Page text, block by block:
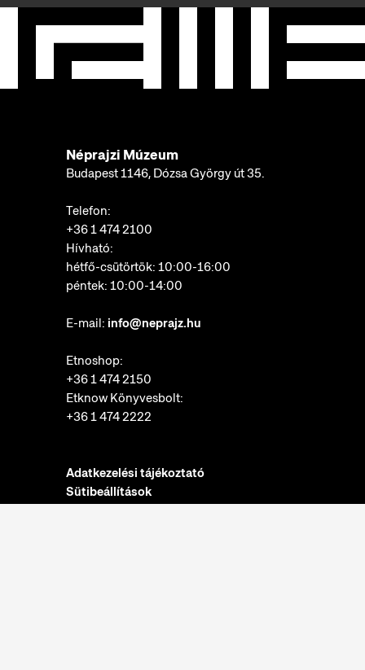
Néprajzi Múzeum
Budapest 1146, Dózsa György út 35.
Telefon:
+36 1 474 2100
Hívható:
hétfő-csütörtök: 10:00-16:00
péntek: 10:00-14:00
E-mail: info@neprajz.hu
Etnoshop:
+36 1 474 2150
Etknow Könyvesbolt:
+36 1 474 2222
Adatkezelési tájékoztató
Sütibeállítások